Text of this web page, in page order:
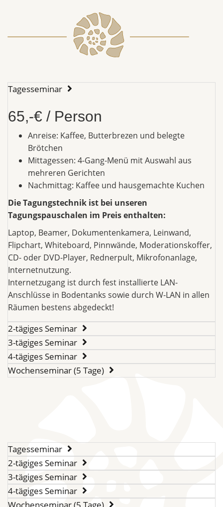
Tagesseminar
65,-€ / Person
Anreise: Kaffee, Butterbrezen und belegte
Brötchen
Mittagessen: 4-Gang-Menü mit Auswahl aus
mehreren Gerichten
Nachmittag: Kaffee und hausgemachte Kuchen
Die Tagungstechnik ist bei unseren
Tagungspauschalen im Preis enthalten:
Laptop, Beamer, Dokumentenkamera, Leinwand,
Flipchart, Whiteboard, Pinnwände, Moderationskoffer,
CD- oder DVD-Player, Rednerpult, Mikrofonanlage,
Internetnutzung.
Internetzugang ist durch fest installierte LAN-
Anschlüsse in Bodentanks sowie durch W-LAN in allen
Räumen bestens abgedeckt!
2-tägiges Seminar
3-tägiges Seminar
4-tägiges Seminar
Wochenseminar (5 Tage)
Tagesseminar
2-tägiges Seminar
3-tägiges Seminar
4-tägiges Seminar